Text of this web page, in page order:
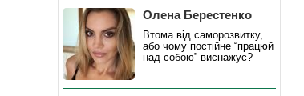
Олена Берестенко
Втома від саморозвитку,
або чому постійне “працюй
над собою” виснажує?